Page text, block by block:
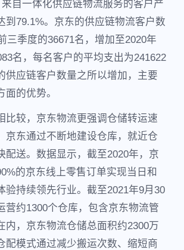
自一体化供应链物流服务的客户产
到79.1%。京东的供应链物流客户数
三季度的36671名，增加至2020年
名，每名客户的平均支出为241622
供应链客户数量之所以增加，主要
的优势。
比较，京东物流更强调仓储转运速
京东通过不断地建设仓库，就近仓
配送。数据显示，截至2020年，京
的京东线上零售订单实现当日和
验持续领先行业。截至2021年9月30
营约1300个仓库，包含京东物流管
内，京东物流仓储总面积约2300万
配模式通过减少搬运次数、缩短商